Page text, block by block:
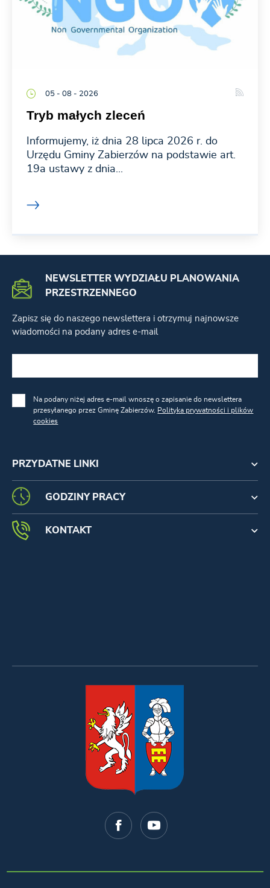
05 - 08 - 2026
Tryb małych zleceń
Informujemy, iż dnia 28 lipca 2026 r. do
Urzędu Gminy Zabierzów na podstawie art.
19a ustawy z dnia...
PRZYDATNE LINKI
NEWSLETTER WYDZIAŁU PLANOWANIA
PRZESTRZENNEGO
Zapisz się do naszego newslettera i otrzymuj najnowsze
wiadomości na podany adres e-mail
Na podany niżej adres e-mail wnoszę o zapisanie do newslettera
przesyłanego przez Gminę Zabierzów. Polityka prywatności i plików
cookies
GODZINY PRACY
KONTAKT